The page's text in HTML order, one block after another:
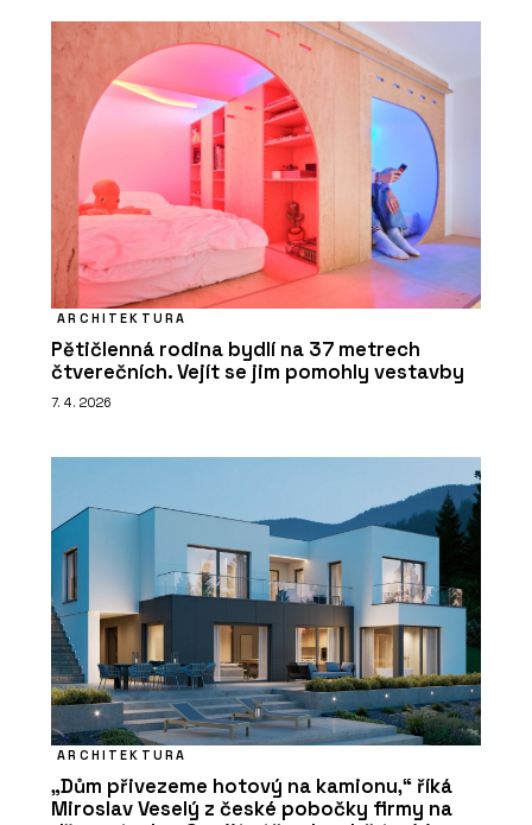
ARCHITEKTURA
Pětičlenná rodina bydlí na 37 metrech
čtverečních. Vejít se jim pomohly vestavby
7. 4. 2026
ARCHITEKTURA
„Dům přivezeme hotový na kamionu,“ říká
Miroslav Veselý z české pobočky firmy na